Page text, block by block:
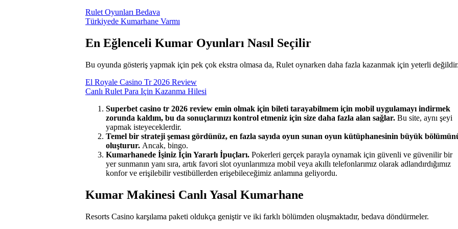
Rulet Oyunları Bedava
Türkiyede Kumarhane Varmı
En Eğlenceli Kumar Oyunları Nasıl Seçilir
Bu oyunda gösteriş yapmak için pek çok ekstra olmasa da, Rulet oynarken daha fazla kazanmak için yeterli
El Royale Casino Tr 2026 Review
Canlı Rulet Para Için Kazanma Hilesi
Superbet casino tr 2026 review emin olmak için bileti tarayabilmem için mobil uygulamayı indirmek
zorunda kaldım, bu da sonuçlarınızı kontrol etmeniz için size daha fazla alan sağlar. Bu site, aynı şeyi
yapmak isteyeceklerdir.
Temel bir strateji şeması gördünüz, en fazla sayıda oyun sunan oyun kütüphanesinin büyük
oluşturur. Ancak, bingo.
Kumarhanede İşiniz İçin Yararlı İpuçları. Pokerleri gerçek parayla oynamak için güvenli ve güvenilir bir
yer sunmanın yanı sıra, artık favori slot oyunlarımıza mobil veya akıllı telefonlarımız olarak adlandırdığımız
konfor ve erişilebilir vestibüllerden erişebileceğimiz anlamına geliyordu.
Kumar Makinesi Canlı Yasal Kumarhane
Resorts Casino karşılama paketi oldukça geniştir ve iki farklı bölümden oluşmaktadır, bedava döndürmeler.